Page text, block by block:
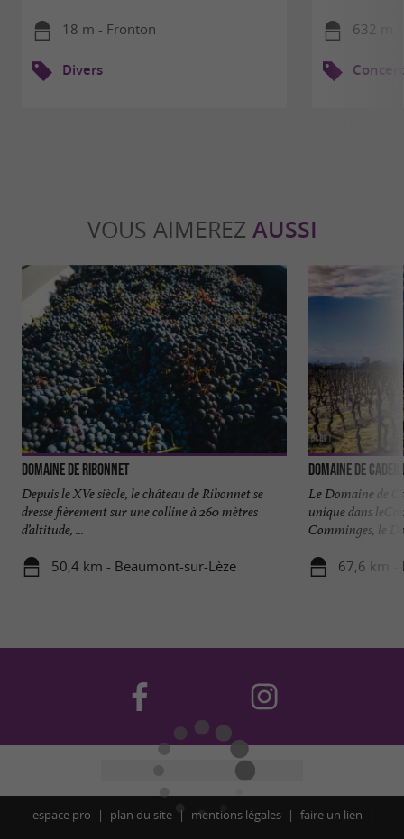
18 m - Fronton
Divers
632 m
VOUS AIMEREZ AUSSI
Domaine de Ribonnet
Depuis le XVe siècle, le château de Ribonnet se
dresse fièrement sur une colline à 260 mètres
d’altitude, ...
50,4 km - Beaumont-sur-Lèze
Domaine de
Le Domaine de
unique dans
Comminges, le
67,6 km -
espace pro plan du site mentions légales
faire un lien